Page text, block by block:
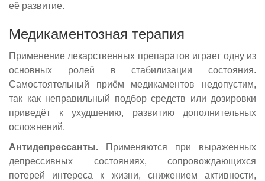
её развитие.
Медикаментозная терапия
Применение лекарственных препаратов играет одну из
основных ролей в стабилизации состояния.
Самостоятельный приём медикаментов недопустим,
так как неправильный подбор средств или дозировки
приведёт к ухудшению, развитию дополнительных
осложнений.
Антидепрессанты.
Применяются при выраженных
депрессивных состояниях, сопровождающихся
потерей интереса к жизни, снижением активности,